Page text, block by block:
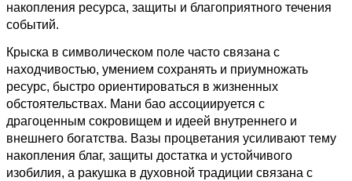
накопления ресурса, защиты и благоприятного течения
событий.
Крыска в символическом поле часто связана с
находчивостью, умением сохранять и приумножать
ресурс, быстро ориентироваться в жизненных
обстоятельствах. Мани бао ассоциируется с
драгоценным сокровищем и идеей внутреннего и
внешнего богатства. Вазы процветания усиливают тему
накопления благ, защиты достатка и устойчивого
изобилия, а ракушка в духовной традиции связана с